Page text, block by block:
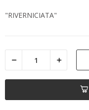
"RIVERNICIATA"